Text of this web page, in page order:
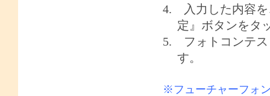
4.
入力した内容
定』ボタンを
5.
フォトコンテ
す。
※フューチャーフォ